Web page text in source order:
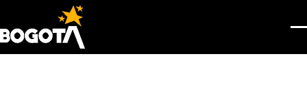
Pasar al contenido principal